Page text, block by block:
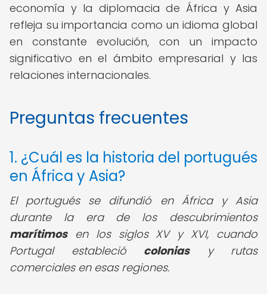
economía y la diplomacia de África y Asia
refleja su importancia como un idioma global
en constante evolución, con un impacto
significativo en el ámbito empresarial y las
relaciones internacionales.
Preguntas frecuentes
1. ¿Cuál es la historia del portugués
en África y Asia?
El portugués se difundió en África y Asia
durante la era de los descubrimientos
marítimosen los siglos XV y XVI, cuando
Portugal estableció coloniasy rutas
comerciales en esas regiones.